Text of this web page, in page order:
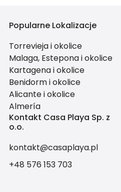
Popularne Lokalizacje
Torrevieja i okolice
Malaga, Estepona i okolice
Kartagena i okolice
Benidorm i okolice
Alicante i okolice
Almería
Kontakt Casa Playa Sp. z
o.o.
kontakt@casaplaya.pl
+48 576 153 703